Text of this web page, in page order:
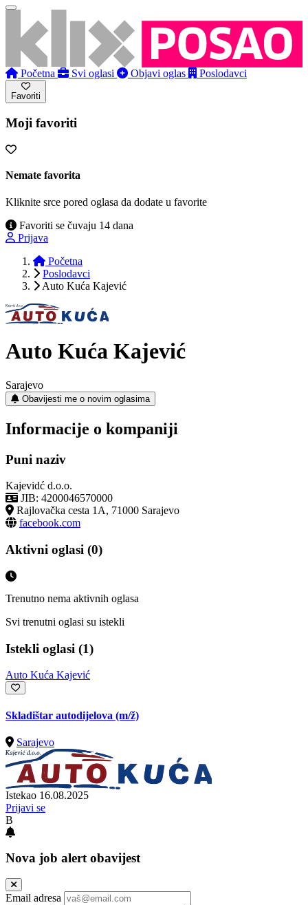
Početna Svi oglasi Objavi oglas Poslodavci
Favoriti
Moji favoriti
Nemate favorita
Kliknite srce pored oglasa da dodate u favorite
Favoriti se čuvaju 14 dana
Prijava
Početna
Poslodavci
Auto Kuća Kajević
Auto Kuća Kajević
Sarajevo
Obavijesti me o novim oglasima
Informacije o kompaniji
Puni naziv
Kajevidć d.o.o.
JIB: 4200046570000
Rajlovačka cesta 1A, 71000 Sarajevo
facebook.com
Aktivni oglasi (0)
Trenutno nema aktivnih oglasa
Svi trenutni oglasi su istekli
Istekli oglasi (1)
Auto Kuća Kajević
Skladištar autodijelova (m/ž)
Sarajevo
Istekao 16.08.2025
Prijavi se
B
Nova job alert obavijest
Email adresa